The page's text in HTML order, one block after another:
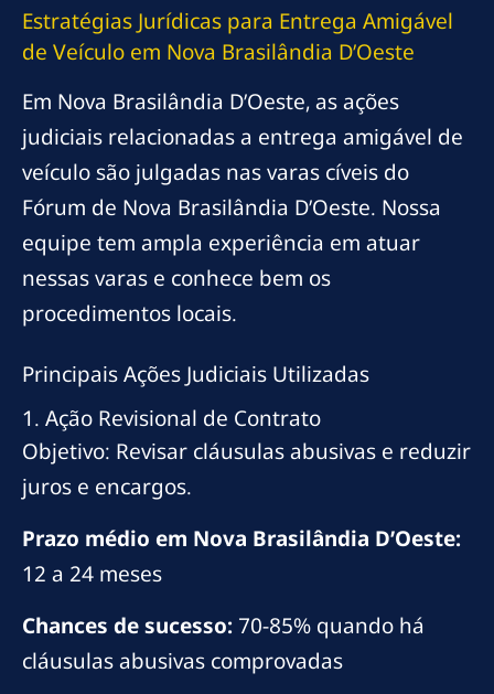
Estratégias Jurídicas para Entrega Amigável
de Veículo em Nova Brasilândia D’Oeste
Em Nova Brasilândia D’Oeste, as ações
judiciais relacionadas a entrega amigável de
veículo são julgadas nas varas cíveis do
Fórum de Nova Brasilândia D’Oeste. Nossa
equipe tem ampla experiência em atuar
nessas varas e conhece bem os
procedimentos locais.
Principais Ações Judiciais Utilizadas
1. Ação Revisional de Contrato
Objetivo: Revisar cláusulas abusivas e reduzir
juros e encargos.
Prazo médio em Nova Brasilândia D’Oeste:
12 a 24 meses
Chances de sucesso: 70-85% quando há
cláusulas abusivas comprovadas